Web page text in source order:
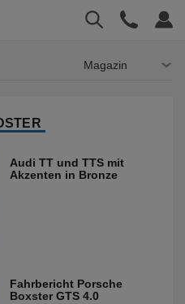
Magazin
Audi TT und TTS mit
Akzenten in Bronze
Fahrbericht Porsche
Boxster GTS 4.0